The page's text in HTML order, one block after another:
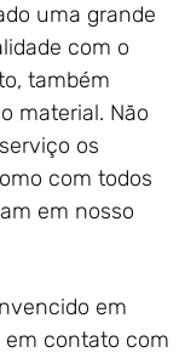
uma grande
com o
também
material. Não
os
com todos
em nosso
em
em contato com